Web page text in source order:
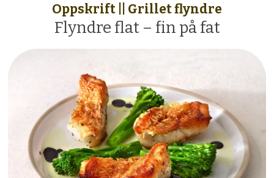
Oppskrift || Grillet flyndre
Flyndre flat – fin på fat